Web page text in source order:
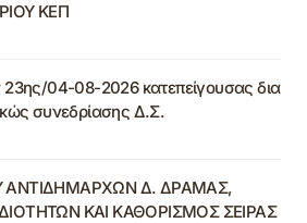
ΚΕΠ
04-08-2026 κατεπείγουσας δια
συνεδρίασης Δ.Σ.
ΑΝΤΙΔΗΜΑΡΧΩΝ Δ. ΔΡΑΜΑΣ,
ΚΑΙ ΚΑΘΟΡΙΣΜΟΣ ΣΕΙΡΑΣ